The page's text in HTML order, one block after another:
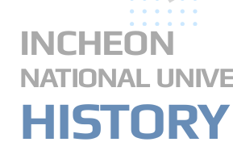
INCHEON
NATIONAL
HISTORY